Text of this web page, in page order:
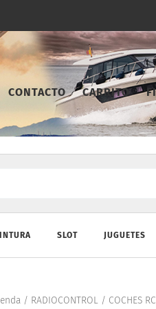
CONTACTO CARRITO
SLOT JUGUETES
/ RADIOCONTROL/ COCHES RC